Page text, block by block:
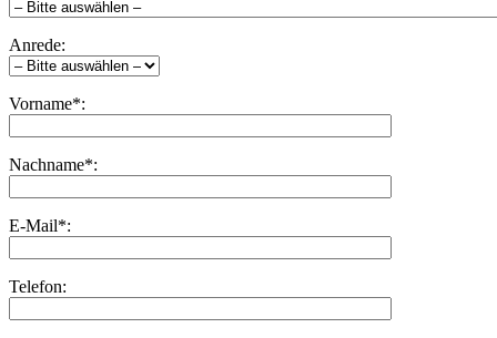
Anrede:
Vorname*:
Nachname*:
E-Mail*:
Telefon: